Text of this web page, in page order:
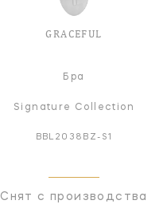
GRACEFUL
Бра
Signature Collection
BBL2038BZ-S1
Снят с производства